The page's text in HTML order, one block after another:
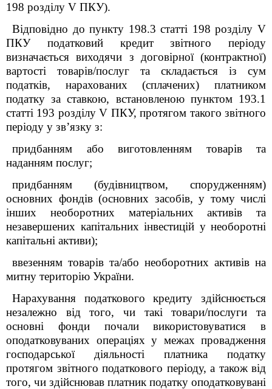
198 розділу V ПКУ).
Відповідно до пункту 198.3 статті 198 розділу V
ПКУ податковий кредит звітного періоду
визначається виходячи з договірної (контрактної)
вартості товарів/послуг та складається із сум
податків, нарахованих (сплачених) платником
податку за ставкою, встановленою пунктом 193.1
статті 193 розділу V ПКУ, протягом такого звітного
періоду у зв’язку з:
придбанням або виготовленням товарів та
наданням послуг;
придбанням (будівництвом, спорудженням)
основних фондів (основних засобів, у тому числі
інших необоротних матеріальних активів та
незавершених капітальних інвестицій у необоротні
капітальні активи);
ввезенням товарів та/або необоротних активів на
митну територію України.
Нарахування податкового кредиту здійснюється
незалежно від того, чи такі товари/послуги та
основні фонди почали використовуватися в
оподатковуваних операціях у межах провадження
господарської діяльності платника податку
протягом звітного податкового періоду, а також від
того, чи здійснював платник податку оподатковувані